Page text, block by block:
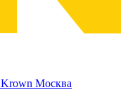
Krown Москва